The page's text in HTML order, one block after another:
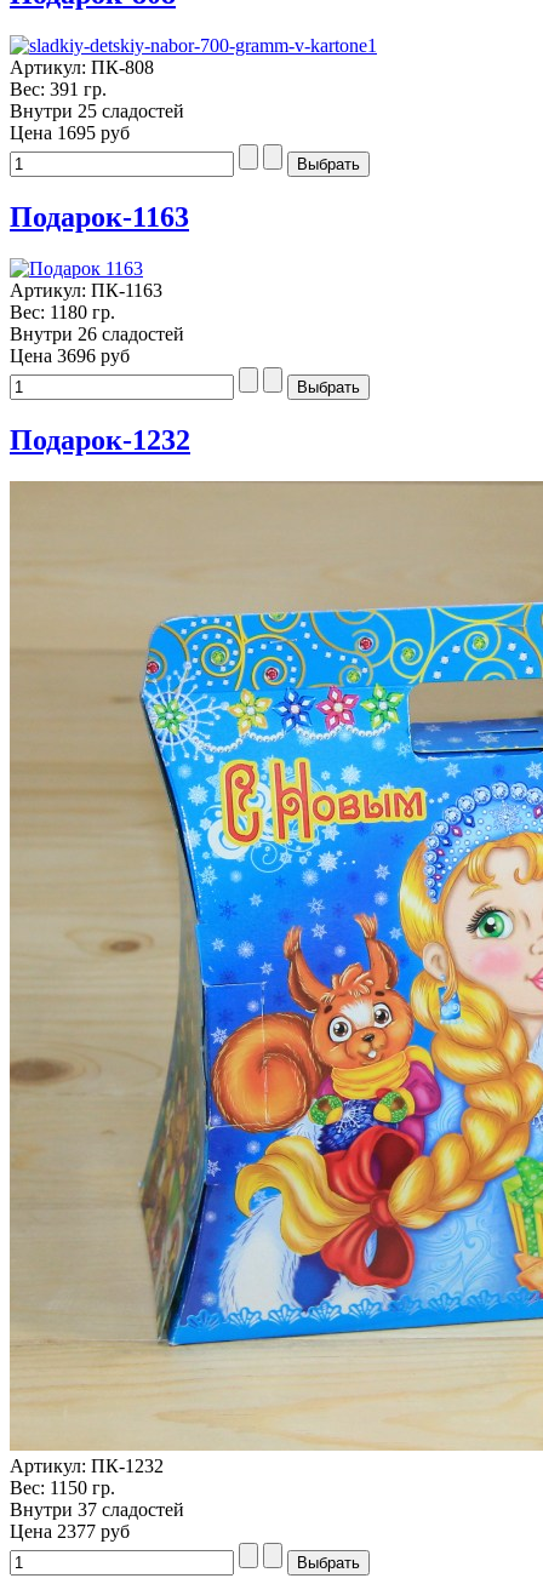
Артикул: ПК-808
Вес: 391 гр.
Внутри 25 сладостей
Цена 1695 руб
Подарок-1163
Артикул: ПК-1163
Вес: 1180 гр.
Внутри 26 сладостей
Цена 3696 руб
Подарок-1232
Артикул: ПК-1232
Вес: 1150 гр.
Внутри 37 сладостей
Цена 2377 руб